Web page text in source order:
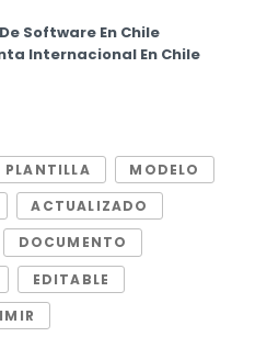
Software En Chile
Internacional En Chile
PLANTILLA
MODELO
ACTUALIZADO
DOCUMENTO
EDITABLE